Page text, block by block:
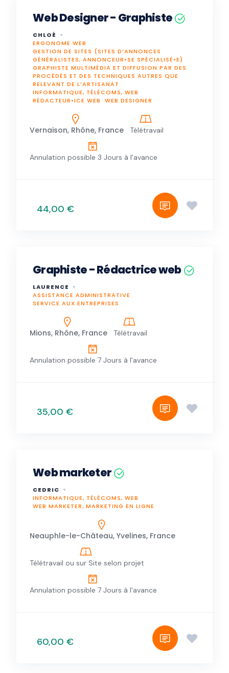
Web Designer - Graphiste
CHLOÉ
ERGONOME WEB
GESTION DE SITES (SITES D’ANNONCES
GÉNÉRALISTES, ANNONCEUR•SE SPÉCIALISÉ•E)
GRAPHISTE MULTIMÉDIA ET DIFFUSION PAR DES
PROCÉDÉS ET DES TECHNIQUES AUTRES QUE
RELEVANT DE L’ARTISANAT
INFORMATIQUE, TÉLÉCOMS, WEB
RÉDACTEUR•ICE WEB
WEB DESIGNER
Vernaison, Rhône, France Télétravail
Annulation possible 3 Jours à l'avance
44,00 €
Graphiste - Rédactrice web
LAURENCE
ASSISTANCE ADMINISTRATIVE
SERVICE AUX ENTREPRISES
Mions, Rhône, France Télétravail
Annulation possible 7 Jours à l'avance
35,00 €
Web marketer
CEDRIC
INFORMATIQUE, TÉLÉCOMS, WEB
WEB MARKETER, MARKETING EN LIGNE
Neauphle-le-Château, Yvelines, France
Télétravail ou sur Site selon projet
Annulation possible 7 Jours à l'avance
60,00 €